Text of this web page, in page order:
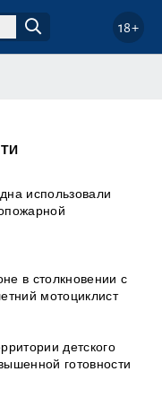
18+
использовали
в столкновении с
мотоциклист
детского
готовности